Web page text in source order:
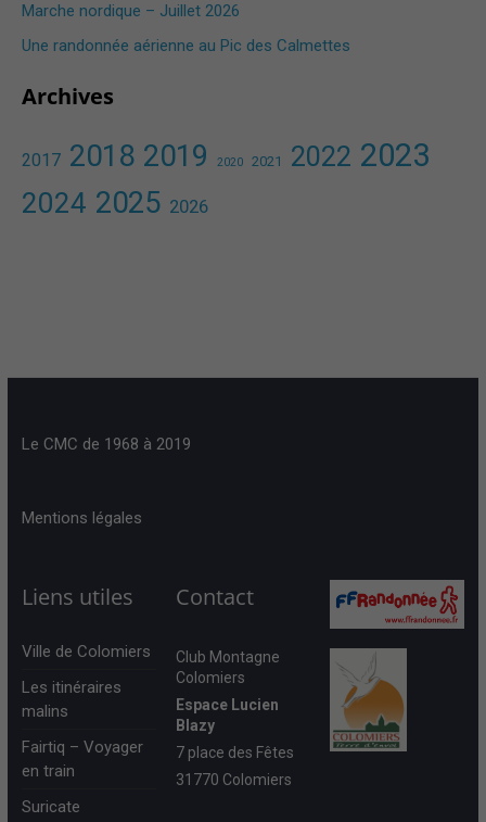
Marche nordique – Juillet 2026
Une randonnée aérienne au Pic des Calmettes ​
Archives
2017 2018 2019 2020 2021 2022 2023
2024 2025 2026
Le CMC de 1968 à 2019
Mentions légales
Liens utiles
Ville de Colomiers
Les itinéraires
malins
Fairtiq – Voyager
en train
Suricate
Contact
Club Montagne
Colomiers
Espace Lucien
Blazy
7 place des Fêtes
31770 Colomiers